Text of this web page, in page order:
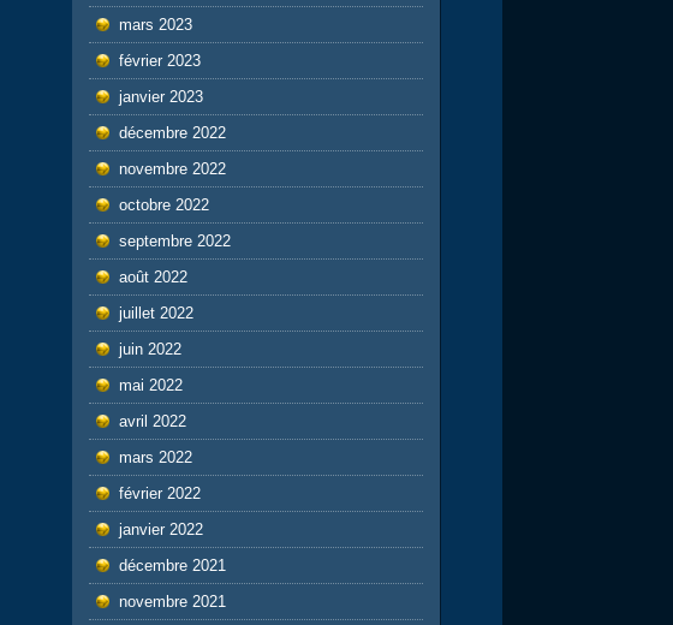
mars 2023
février 2023
janvier 2023
décembre 2022
novembre 2022
octobre 2022
septembre 2022
août 2022
juillet 2022
juin 2022
mai 2022
avril 2022
mars 2022
février 2022
janvier 2022
décembre 2021
novembre 2021